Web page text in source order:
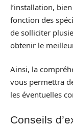
l’installation,
fonction des
de solliciter
obtenir le
Ainsi, la
vous permettra
les éventuelles
Conseils